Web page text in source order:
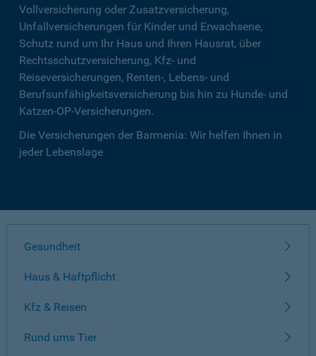
Vollversicherung oder Zusatzversicherung,
Unfallversicherungen für Kinder und Erwachsene,
Schutz rund um Ihr Haus und Ihren Hausrat, über
Rechtsschutzversicherung, Kfz- und
Reiseversicherungen, Renten-, Lebens- und
Berufsunfähigkeitsversicherung bis hin zu Hunde- und
Katzen-OP-Versicherungen.
Die Versicherungen der Barmenia: Wir helfen Ihnen in
jeder Lebenslage
Gesundheit
Haus & Haftpflicht
Kfz & Reisen
Rund ums Tier